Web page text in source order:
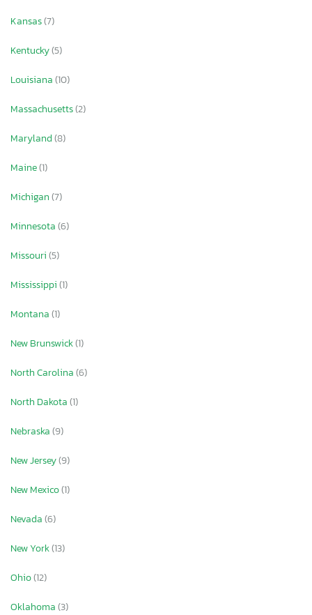
Kansas(7)
Kentucky(5)
Louisiana(10)
Massachusetts(2)
Maryland(8)
Maine(1)
Michigan(7)
Minnesota(6)
Missouri(5)
Mississippi(1)
Montana(1)
New Brunswick(1)
North Carolina(6)
North Dakota(1)
Nebraska(9)
New Jersey(9)
New Mexico(1)
Nevada(6)
New York(13)
Ohio(12)
Oklahoma(3)